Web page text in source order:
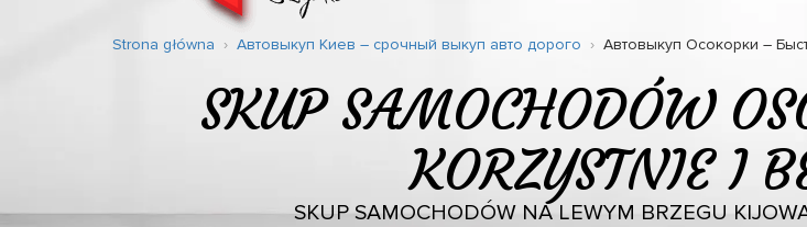
Strona główna Автовыкуп Киев – срочный выкуп авто дорого Автовыкуп Осокорки –
SKUP SAMOCHODÓW
KORZYSTNIE I
SKUP SAMOCHODÓW NA LEWYM BRZEGU